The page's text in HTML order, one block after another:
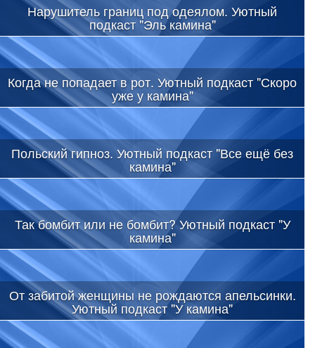
Нарушитель границ под одеялом. Уютный
подкаст "Эль камина"
Когда не попадает в рот. Уютный подкаст "Скоро
уже у камина"
Польский гипноз. Уютный подкаст "Все ещё без
камина"
Так бомбит или не бомбит? Уютный подкаст "У
камина"
От забитой женщины не рождаются апельсинки.
Уютный подкаст "У камина"